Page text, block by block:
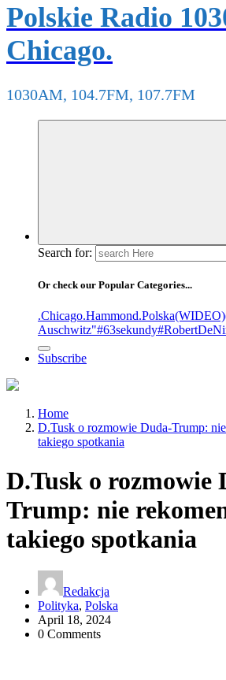
Polskie Radio
Chicago.
1030AM, 104.7FM, 107.7FM
Search for:
Or check our Popular Categories...
.Chicago.Hammond.Polska(WIDEO)
Auschwitz"#63sekundy
Subscribe
Home
D.Tusk o rozmowie Duda-Trump:
takiego spotkania
D.Tusk o rozmowie
Trump: nie
takiego spotkania
Redakcja
Polityka, Polska
April 18, 2024
0 Comments